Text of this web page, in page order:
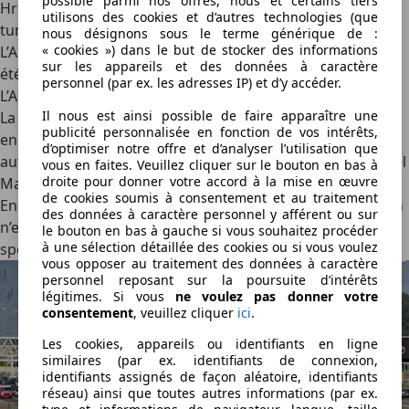
utilisons des cookies et d’autres technologies (que
nous désignons sous le terme générique de :
« cookies ») dans le but de stocker des informations
sur les appareils et des données à caractère
personnel (par ex. les adresses IP) et d’y accéder.
Il nous est ainsi possible de faire apparaître une
publicité personnalisée en fonction de vos intérêts,
d’optimiser notre offre et d’analyser l’utilisation que
vous en faites. Veuillez cliquer sur le bouton en bas à
droite pour donner votre accord à la mise en œuvre
de cookies soumis à consentement et au traitement
des données à caractère personnel y afférent ou sur
le bouton en bas à gauche si vous souhaitez procéder
à une sélection détaillée des cookies ou si vous voulez
vous opposer au traitement des données à caractère
personnel reposant sur la poursuite d’intérêts
légitimes. Si vous ne voulez pas donner votre
consentement, veuillez cliquer ici.
Les cookies, appareils ou identifiants en ligne
similaires (par ex. identifiants de connexion,
identifiants assignés de façon aléatoire, identifiants
réseau) ainsi que toutes autres informations (par ex.
Hrušica (Slovénie) ; le péage est payé en empruntant le
tunnel des Karawanken ;
L’Autoroute H1 entre Pesnica et Tezno, où la voie rapide a
été déclassée en route régionale ;
L’Autoroute H2 ;
La voie rapide H6 entre Koper-Semedela et Koper Lucija ;
en raison d’un barrage entre Koper et Izola, les
automobilistes sont déviés et peuvent emprunter le tunnel
Markovec sans péage.
En Autriche comme en Slovénie, le tunnel des Karawanken
n’est pas soumis à la vignette obligatoire, mais à unpéage
spécial de 7,80 eurosvalable pour un passage simple.